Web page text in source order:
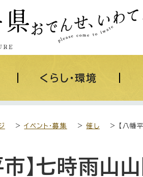
くらし・環境
>イベント・募集 >催し > 【八幡
市】七時雨山